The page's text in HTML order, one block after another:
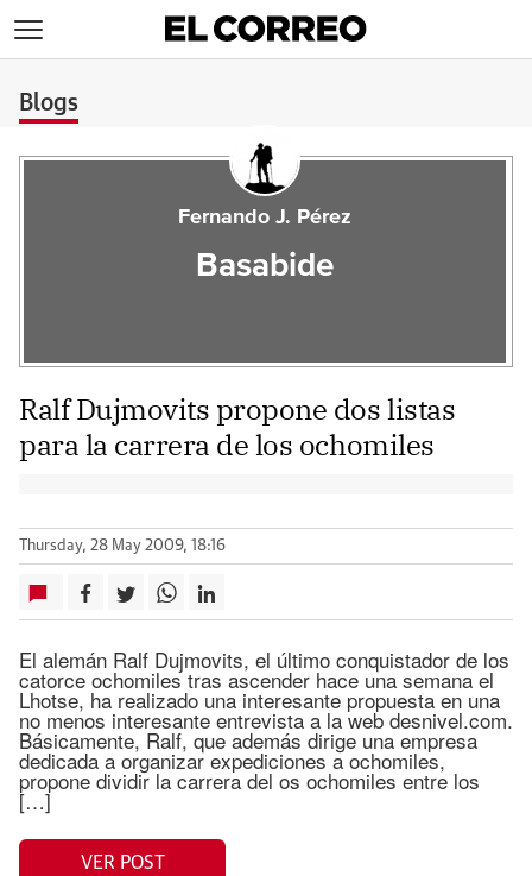
Blogs
Fernando J. Pérez
Basabide
Ralf Dujmovits propone dos listas
para la carrera de los ochomiles
Thursday, 28 May 2009, 18:16
El alemán Ralf Dujmovits, el último conquistador de los
catorce ochomiles tras ascender hace una semana el
Lhotse, ha realizado una interesante propuesta en una
no menos interesante entrevista a la web desnivel.com.
Básicamente, Ralf, que además dirige una empresa
dedicada a organizar expediciones a ochomiles,
propone dividir la carrera del os ochomiles entre los
[…]
VER POST